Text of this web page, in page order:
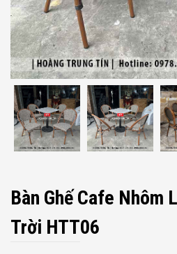
Bàn Ghế Cafe Nhôm
Trời HTT06